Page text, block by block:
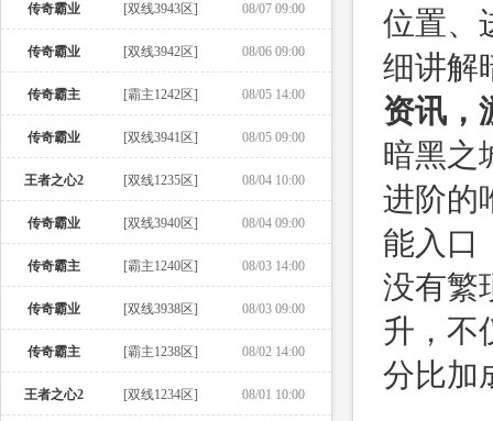
传奇霸业 [双线3943区] 08/07 09:00
传奇霸业 [双线3942区] 08/06 09:00
传奇霸主 [霸主1242区] 08/05 14:00
传奇霸业 [双线3941区] 08/05 09:00
王者之心2 [双线1235区] 08/04 10:00
传奇霸业 [双线3940区] 08/04 09:00
传奇霸主 [霸主1240区] 08/03 14:00
传奇霸业 [双线3938区] 08/03 09:00
传奇霸主 [霸主1238区] 08/02 14:00
王者之心2 [双线1234区] 08/01 10:00
位置、
细讲解
资讯，
暗黑之
进阶的
能入口
没有繁
升，不
分比加